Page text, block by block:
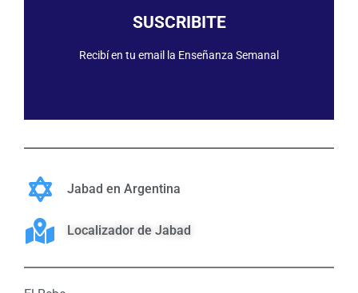
SUSCRIBITE
Recibí en tu email la Enseñanza Semanal
Jabad en Argentina
Localizador de Jabad